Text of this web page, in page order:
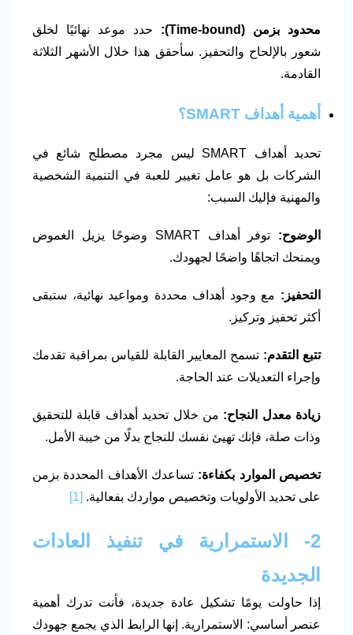
محدود بزمن (Time-bound):
حدد موعد نهائيًا لخلق
شعور بالإلحاح والتحفيز. سأحقق هذا خلال الأشهر الثلاثة
القادمة.
أهمية أهداف SMART؟
تحديد أهداف SMART ليس مجرد مصطلح شائع في
الشركات بل هو عامل تغيير للعبة في التنمية الشخصية
والمهنية فإليك السبب:
الوضوح:
توفر أهداف SMART وضوحًا يزيل الغموض
ويمنحك اتجاهًا واضحًا لجهودك.
التحفيز: مع وجود أهداف محددة ومواعيد نهائية، ستبقى
أكثر تحفيز وتركيز.
تتبع التقدم: تسمح المعايير القابلة للقياس بمراقبة تقدمك
وإجراء التعديلات عند الحاجة.
زيادة معدل النجاح: من خلال تحديد أهداف قابلة للتحقيق
وذات صلة، فإنك تهيئ نفسك للنجاح بدلًا من خيبة الأمل.
تخصيص الموارد بكفاءة: تساعدك الأهداف المحددة بزمن
على تحديد الأولويات وتخصيص مواردك بفعالية. [1]
2- الاستمرارية في تنفيذ العادات
الجديدة
إذا حاولت يومًا تشكيل عادة جديدة، فأنت تدرك أهمية
عنصر أساسي: الاستمرارية. إنها الرابط الذي يجمع جهودك